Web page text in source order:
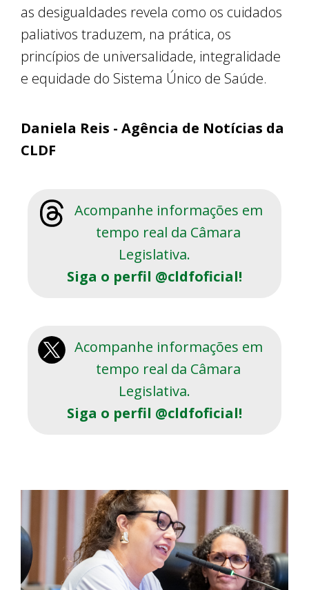
as desigualdades revela como os cuidados
paliativos traduzem, na prática, os
princípios de universalidade, integralidade
e equidade do Sistema Único de Saúde.
Daniela Reis - Agência de Notícias da
CLDF
Acompanhe informações em
tempo real da Câmara
Legislativa.
Siga o perfil @cldfoficial!
Acompanhe informações em
tempo real da Câmara
Legislativa.
Siga o perfil @cldfoficial!